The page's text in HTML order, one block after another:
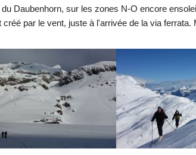
Daubenhorn, sur les zones N-O encore
par le vent, juste à l'arrivée de la via